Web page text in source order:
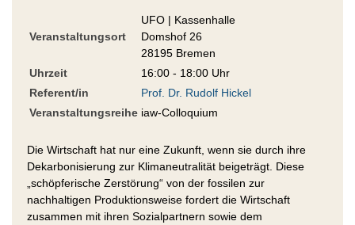
Veranstaltungsort
UFO | Kassenhalle
Domshof 26
28195 Bremen
Uhrzeit
16:00 - 18:00 Uhr
Referent/in
Prof. Dr. Rudolf Hickel
Veranstaltungsreihe iaw-Colloquium
Die Wirtschaft hat nur eine Zukunft, wenn sie durch ihre
Dekarbonisierung zur Klimaneutralität beigeträgt. Diese
„schöpferische Zerstörung“ von der fossilen zur
nachhaltigen Produktionsweise fordert die Wirtschaft
zusammen mit ihren Sozialpartnern sowie dem